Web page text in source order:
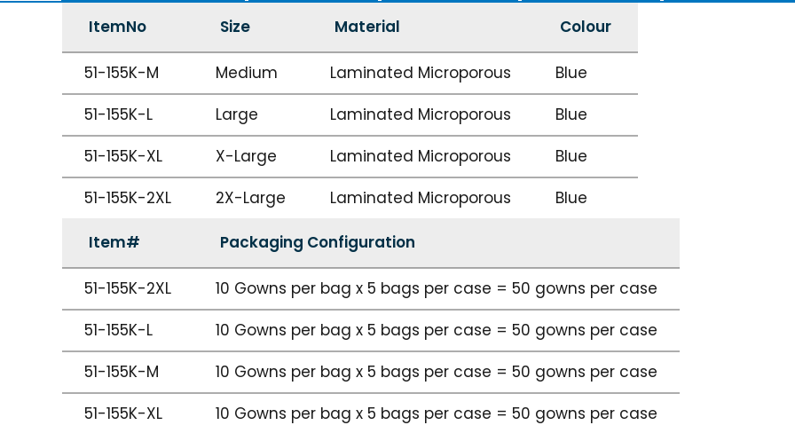
ItemNo Size Material Colour
51-155K-M Medium Laminated Microporous
Blue
51-155K-L
Large Laminated Microporous
Blue
51-155K-XL
X-Large Laminated Microporous
Blue
51-155K-2XL
2X-Large Laminated Microporous Blue
Item# Packaging Configuration
51-155K-2XL
10 Gowns per bag x 5 bags per case = 50 gowns per case
51-155K-L
10 Gowns per bag x 5 bags per case = 50 gowns per case
51-155K-M
10 Gowns per bag x 5 bags per case = 50 gowns per case
51-155K-XL
10 Gowns per bag x 5 bags per case = 50 gowns per case